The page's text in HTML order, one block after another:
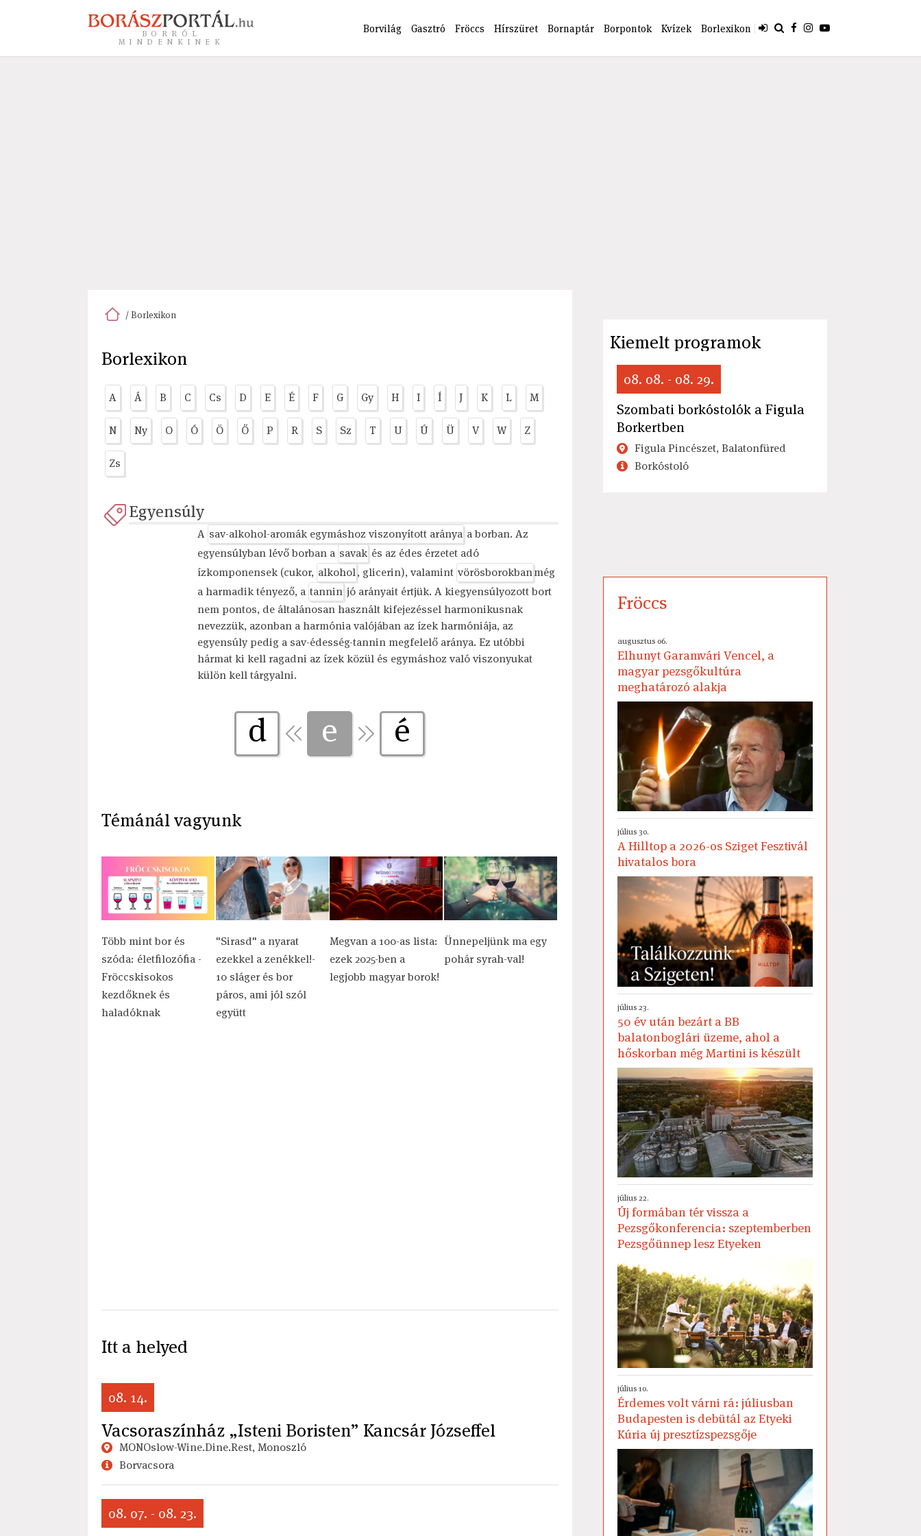
BORRÓL
MINDENKINEK
Borvilág Gasztró Fröccs Hírszüret Bornaptár Borpontok Kvízek Borlexikon
/ Borlexikon
Borlexikon
A Á B C Cs D E É F G Gy H I Í J K L M
N Ny O Ó Ö Ő P R S Sz T U Ú Ü V W Z
Zs
Egyensúly
A sav-alkohol-aromák egymáshoz viszonyított aránya a borban. Az
egyensúlyban lévő borban a savak és az édes érzetet adó
ízkomponensek (cukor, alkohol, glicerin), valamint vörösborokbanmég
a harmadik tényező, a tannin jó arányait értjük. A kiegyensúlyozott bort
nem pontos, de általánosan használt kifejezéssel harmonikusnak
nevezzük, azonban a harmónia valójában az ízek harmóniája, az
egyensúly pedig a sav-édesség-tannin megfelelő aránya. Ez utóbbi
hármat ki kell ragadni az ízek közül és egymáshoz való viszonyukat
külön kell tárgyalni.
d e é
Témánál vagyunk
Több mint bor és
szóda: életfilozófia -
Fröccskisokos
kezdőknek és
haladóknak
"Sirasd" a nyarat
ezekkel a zenékkel!-
10 sláger és bor
páros, ami jól szól
együtt
Megvan a 100-as lista:
ezek 2025-ben a
legjobb magyar borok!
Ünnepeljünk ma egy
pohár syrah-val!
Itt a helyed
08. 14.
Vacsoraszínház „Isteni Boristen” Kancsár Józseffel
MONOslow-Wine.Dine.Rest, Monoszló
Borvacsora
08. 07. - 08. 23.
Kiemelt programok
08. 08. - 08. 29.
Szombati borkóstolók a Figula
Borkertben
Figula Pincészet, Balatonfüred
Borkóstoló
Fröccs
augusztus 06.
Elhunyt Garamvári Vencel, a
magyar pezsgőkultúra
meghatározó alakja
július 30.
A Hilltop a 2026-os Sziget Fesztivál
hivatalos bora
július 23.
50 év után bezárt a BB
balatonboglári üzeme, ahol a
hőskorban még Martini is készült
július 22.
Új formában tér vissza a
Pezsgőkonferencia: szeptemberben
Pezsgőünnep lesz Etyeken
július 10.
Érdemes volt várni rá: júliusban
Budapesten is debütál az Etyeki
Kúria új presztízspezsgője